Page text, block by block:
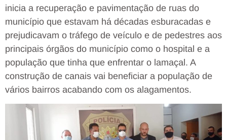
inicia a recuperação e pavimentação de ruas do
município que estavam há décadas esburacadas e
prejudicavam o tráfego de veículo e de pedestres aos
principais órgãos do município como o hospital e a
população que tinha que enfrentar o lamaçal. A
construção de canais vai beneficiar a população de
vários bairros acabando com os alagamentos.